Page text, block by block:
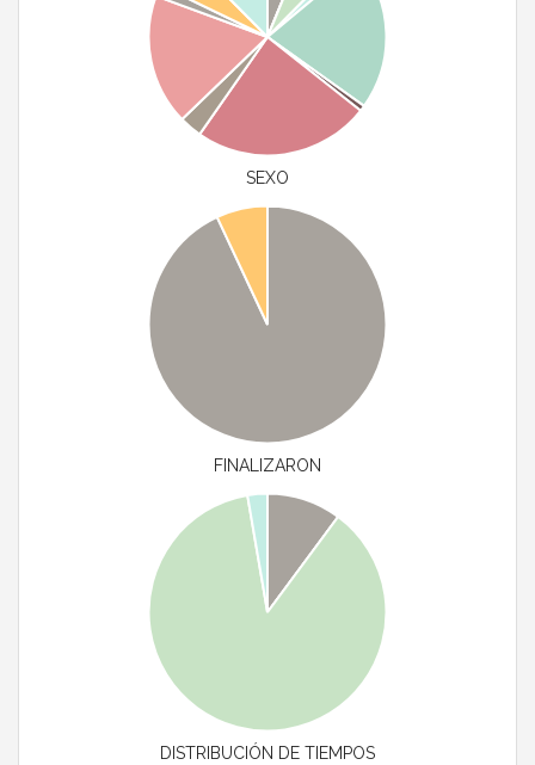
SEXO
FINALIZARON
DISTRIBUCIÓN DE TIEMPOS